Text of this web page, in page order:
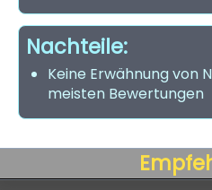
Nachteile:
Keine Erwähnung von
meisten Bewertungen